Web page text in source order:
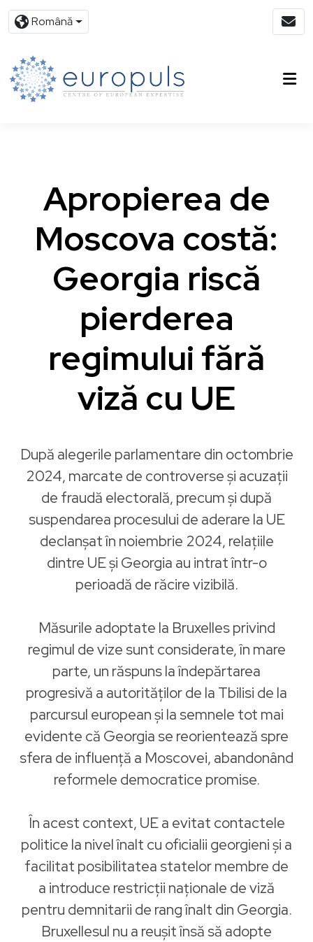
Română
Apropierea de
Moscova costă:
Georgia riscă
pierderea
regimului fără
viză cu UE
După alegerile parlamentare din octombrie
2024, marcate de controverse și acuzații
de fraudă electorală, precum și după
suspendarea procesului de aderare la UE
declanșat în noiembrie 2024, relațiile
dintre UE și Georgia au intrat într-o
perioadă de răcire vizibilă.
Măsurile adoptate la Bruxelles privind
regimul de vize sunt considerate, în mare
parte, un răspuns la îndepărtarea
progresivă a autorităților de la Tbilisi de la
parcursul european și la semnele tot mai
evidente că Georgia se reorientează spre
sfera de influență a Moscovei, abandonând
reformele democratice promise.
În acest context, UE a evitat contactele
politice la nivel înalt cu oficialii georgieni și a
facilitat posibilitatea statelor membre de
a introduce restricții naționale de viză
pentru demnitarii de rang înalt din Georgia.
Bruxellesul nu a reușit însă să adopte